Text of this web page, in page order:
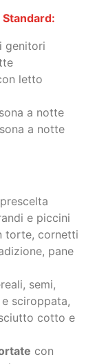
genitori
letto
a notte
a notte
e piccini
torte, cornetti
pane
semi,
sciroppata,
cotto e
con